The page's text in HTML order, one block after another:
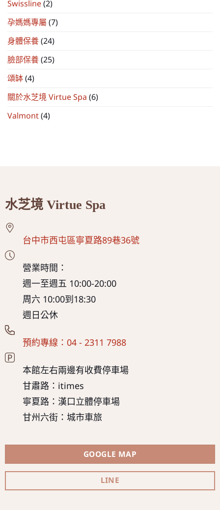
Swissline(2)
孕媽媽專屬 (7)
身體保養(24)
臉部保養(25)
頌缽(4)
關於水芝境 Virtue Spa (6)
Valmont(4)
水芝境 Virtue Spa
台中市西屯區寧夏路89巷36號
營業時間：
週一至週五 10:00-20:00
周六 10:00到18:30
週日公休
預約專線：04 - 2311 7988
本館左右兩邊有收費停車場
甘肅路：itimes
寧夏路：漢口立體停車場
甘州六街：城市車旅
GOOGLE MAP
LINE